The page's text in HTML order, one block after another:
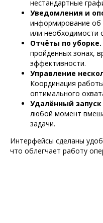
нестандартные
Уведомления и
информирование об
или необходимости
Отчёты по уборке.
пройденных зонах,
эффективности.
Управление
Координация
оптимального
Удалённый запуск
любой момент
задачи.
Интерфейсы сделаны
что облегчает работу